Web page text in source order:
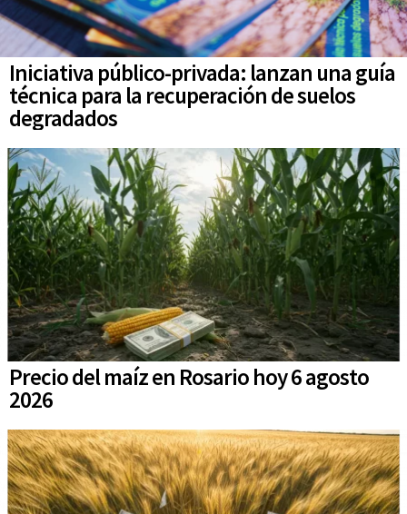
Iniciativa público-privada: lanzan una guía
técnica para la recuperación de suelos
degradados
Precio del maíz en Rosario hoy 6 agosto
2026